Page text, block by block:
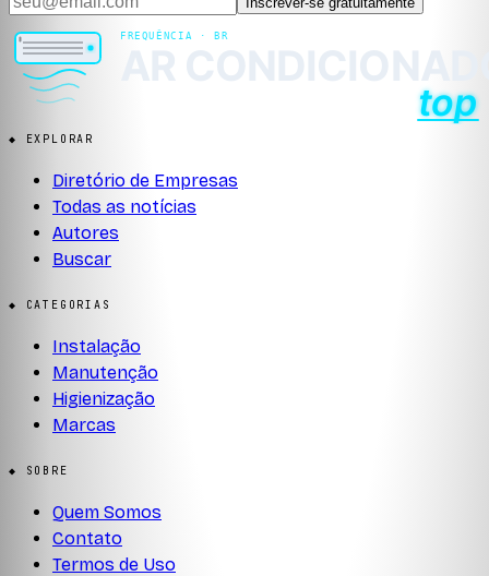
◆ EXPLORAR
Diretório de Empresas
Todas as notícias
Autores
Buscar
◆ CATEGORIAS
Instalação
Manutenção
Higienização
Marcas
◆ SOBRE
Quem Somos
Contato
Termos de Uso